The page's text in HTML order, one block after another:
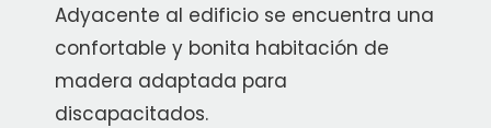
Adyacente al edificio se encuentra una
confortable y bonita habitación de
madera adaptada para
discapacitados.